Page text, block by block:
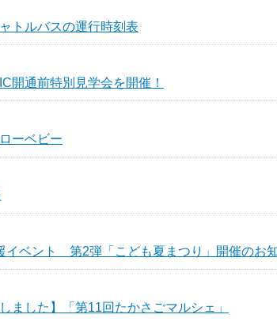
トルバスの運行時刻表
開通前特別見学会を開催！
ーベビー
ベント 第2弾「こども夏まつり」開催のお
ました】「第11回たかさごマルシェ」